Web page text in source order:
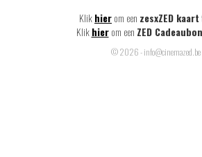
Klikhierom een zesxZED kaart
Klik hier om een ZED Cadeaubon
© 2026 - info@cinemazed.be